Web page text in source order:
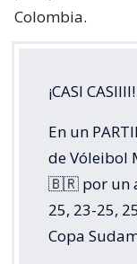
Colombia.
¡CASI
En un
de Vóleibol
🇧🇷 por un
25, 23-25,
Copa